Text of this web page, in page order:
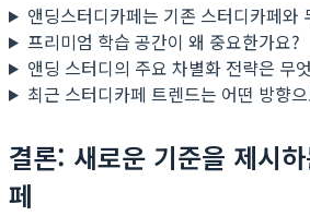
앤딩스터디카페는 기존 스터디카페와
프리미엄 학습 공간이 왜 중요한가요?
앤딩 스터디의 주요 차별화 전략은 무
최근 스터디카페 트렌드는 어떤 방향
결론: 새로운 기준을 제시
페